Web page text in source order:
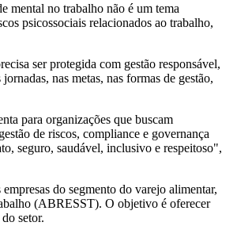
mental no trabalho não é um tema
psicossociais relacionados ao trabalho,
ser protegida com gestão responsável,
nas metas, nas formas de gestão,
para organizações que buscam
de riscos, compliance e governança
seguro, saudável, inclusivo e respeitoso",
do segmento do varejo alimentar,
(ABRESST). O objetivo é oferecer
setor.